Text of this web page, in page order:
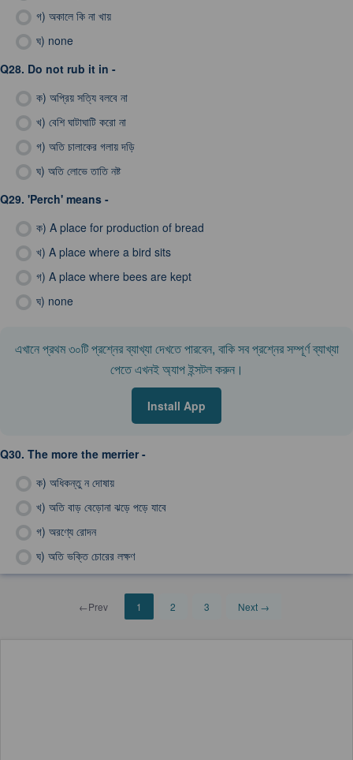
গ) অকালে কি না খায়
ঘ) none
Q28. Do not rub it in -
ক) অপ্রিয় সত্যি বলবে না
খ) বেশি ঘাটাঘাটি করো না
গ) অতি চালাকের গলায় দড়ি
ঘ) অতি লোভে তাতি নষ্ট
Q29. 'Perch' means -
ক) A place for production of bread
খ) A place where a bird sits
গ) A place where bees are kept
ঘ) none
এখানে প্রথম ৩০টি প্রশ্নের ব্যাখ্যা দেখতে পারবেন, বাকি সব প্রশ্নের সম্পূর্ণ ব্যাখ্যা
পেতে এখনই অ্যাপ ইন্সটল করুন।
Install App
Q30. The more the merrier -
ক) অধিকন্তু ন দোষায়
খ) অতি বাড় বেড়োনা ঝড়ে পড়ে যাবে
গ) অরণ্যে রোদন
ঘ) অতি ভক্তি চোরের লক্ষণ
←Prev 1 2 3 Next →